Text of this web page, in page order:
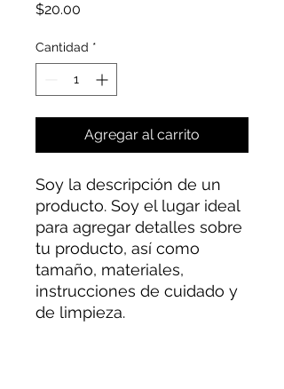
$20.00
Cantidad *
Agregar al carrito
Soy la descripción de un
producto. Soy el lugar ideal
para agregar detalles sobre
tu producto, así como
tamaño, materiales,
instrucciones de cuidado y
de limpieza.